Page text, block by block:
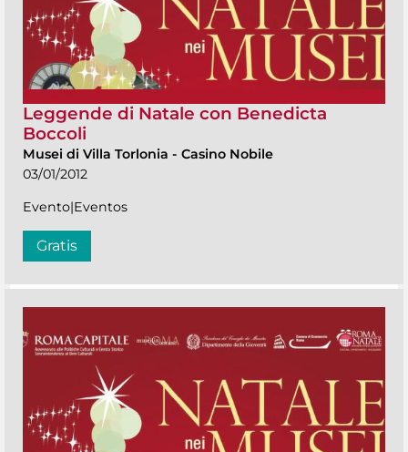
Leggende di Natale con Benedicta
Boccoli
Musei di Villa Torlonia - Casino Nobile
03/01/2012
Evento|Eventos
Gratis